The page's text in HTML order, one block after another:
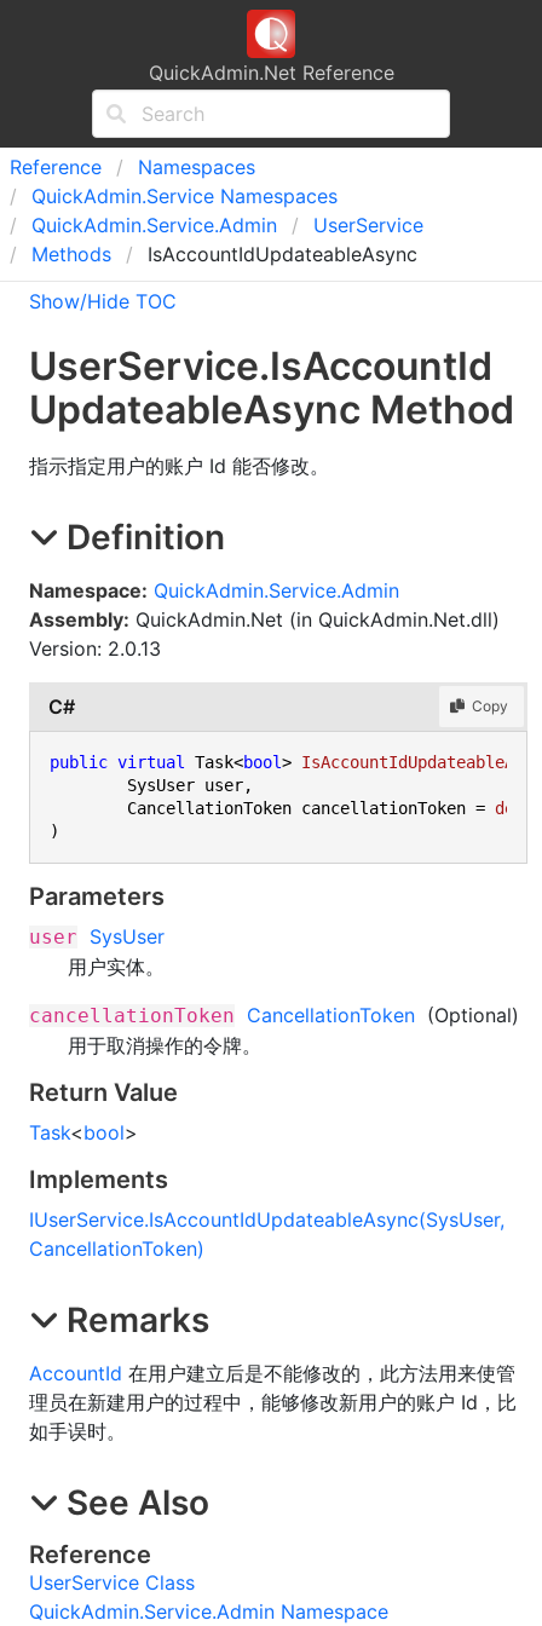
QuickAdmin.Net Reference
Reference
Namespaces
QuickAdmin.Service Namespaces
QuickAdmin.Service.Admin UserService
Methods
IsAccountIdUpdateableAsync
Show/Hide TOC
UserService.IsAccountId
UpdateableAsync Method
指示指定用户的账户 Id 能否修改。
Definition
Namespace: QuickAdmin.Service.Admin
Assembly: QuickAdmin.Net (in QuickAdmin.Net.dll)
Version: 2.0.13
C# Copy
public virtual Task<bool>
	CancellationToken cancellationToken =
)
Parameters
user
SysUser
用户实体。
cancellationToken CancellationToken (Optional)
用于取消操作的令牌。
Return Value
Task<bool>
Implements
IUserService.IsAccountIdUpdateableAsync(SysUser,
CancellationToken)
Remarks
AccountId 在用户建立后是不能修改的，此方法用来使管
理员在新建用户的过程中，能够修改新用户的账户 Id，比
如手误时。
See Also
Reference
UserService Class
QuickAdmin.Service.Admin Namespace